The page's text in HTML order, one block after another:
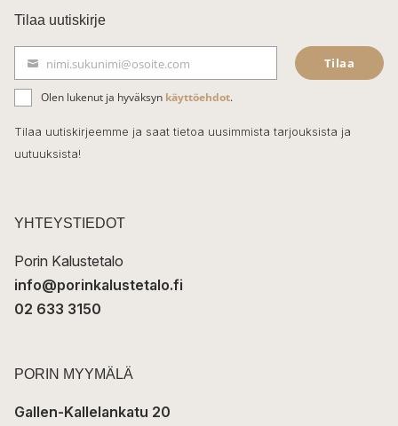
c
e
b
o
o
k
Tilaa uutiskirje
ä
h
k
t
nimi.sukunimi@osoite.com Tilaa
Olen lukenut ja hyväksyn käyttöehdot.
Tilaa uutiskirjeemme ja saat tietoa uusimmista tarjouksista ja
uutuuksista!
YHTEYSTIEDOT
Porin Kalustetalo
info@porinkalustetalo.fi
02 633 3150
PORIN MYYMÄLÄ
Gallen-Kallelankatu 20